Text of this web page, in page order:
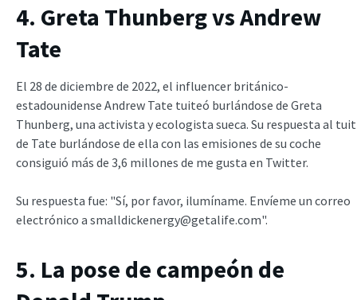
4. Greta Thunberg vs Andrew
Tate
El 28 de diciembre de 2022, el influencer británico-
estadounidense Andrew Tate tuiteó burlándose de Greta
Thunberg, una activista y ecologista sueca. Su respuesta al tuit
de Tate burlándose de ella con las emisiones de su coche
consiguió más de 3,6 millones de me gusta en Twitter.
Su respuesta fue: "Sí, por favor, ilumíname. Envíeme un correo
electrónico a smalldickenergy@getalife.com".
5. La pose de campeón de